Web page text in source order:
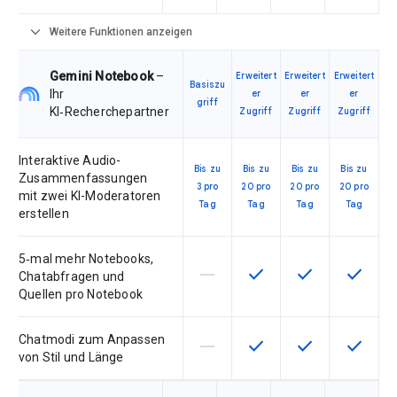
expand_more Weitere Funktionen anzeigen
Gemini Notebook–
Ihr
KI‑Recherchepartner
Basiszu
griff
Erweitert
er
Zugriff
Erweitert
er
Zugriff
Erweitert
er
Zugriff
Interaktive Audio-
Zusammenfassungen
mit zwei KI-Moderatoren
erstellen
Bis zu
3 pro
Tag
Bis zu
20 pro
Tag
Bis zu
20 pro
Tag
Bis zu
20 pro
Tag
5‑mal mehr Notebooks,
Chatabfragen und
Quellen pro Notebook
Diese Funktion ist für die
horizontal_rule Diese Funktion ist für
check Diese Funktion
check Diese
check
Chatmodi zum Anpassen
von Stil und Länge
Diese Funktion ist für die
horizontal_rule Diese Funktion ist für
check Diese Funktion
check Diese
check